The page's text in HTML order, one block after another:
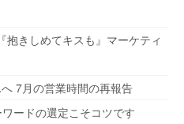
きしめてキスも』マーケティ
7月の営業時間の再報告
ードの選定こそコツです